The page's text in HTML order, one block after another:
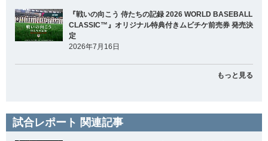
『戦いの向こう 侍たちの記録 2026 WORLD BASEBALL
CLASSIC™』オリジナル特典付きムビチケ前売券 発売決
定
2026年7月16日
もっと見る
試合レポート 関連記事